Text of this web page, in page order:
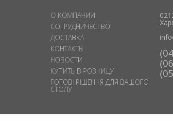
О КОМПАНИИ
СОТРУДНИЧЕСТВО
ДОСТАВКА
КОНТАКТЫ
НОВОСТИ
КУПИТЬ В РОЗНИЦУ
ГОТОВІ РІШЕННЯ ДЛЯ ВАШОГО
СТОЛУ